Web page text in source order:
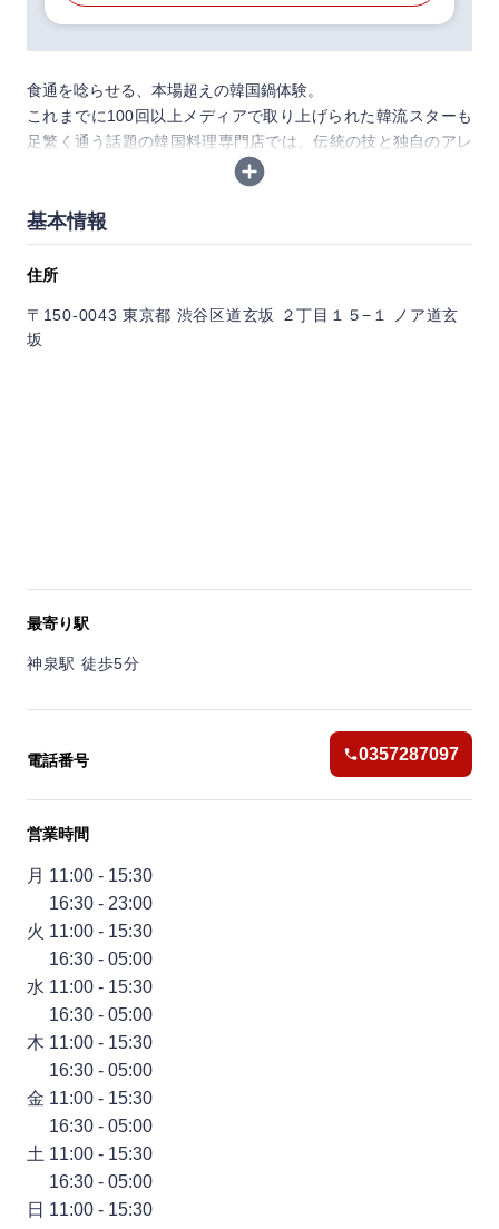
食通を唸らせる、本場超えの韓国鍋体験。
これまでに100回以上メディアで取り上げられた韓流スターも
足繁く通う話題の韓国料理専門店では、伝統の技と独自のアレ
ンジが織りなす極上の“旨辛鍋”をご堪能いただけます。
旨みの詰まった骨付き肉とじゃがいもが絶妙に調和する「カム
ジャタン鍋」、ぷりっとした食感がクセになる「コプチャン
鍋」、そして濃厚な出汁が体に染み渡る「スンドゥブチゲ」。
ぜひ一度ご堪能ください。
基本情報
住所
〒150-0043 東京都 渋谷区道玄坂 ２丁目１５−１ ノア道玄
坂
最寄り駅
神泉駅 徒歩5分
電話番号 0357287097
営業時間
月 11:00 - 15:30
16:30 - 23:00
火 11:00 - 15:30
16:30 - 05:00
水 11:00 - 15:30
16:30 - 05:00
木 11:00 - 15:30
16:30 - 05:00
金 11:00 - 15:30
16:30 - 05:00
土 11:00 - 15:30
16:30 - 05:00
日 11:00 - 15:30